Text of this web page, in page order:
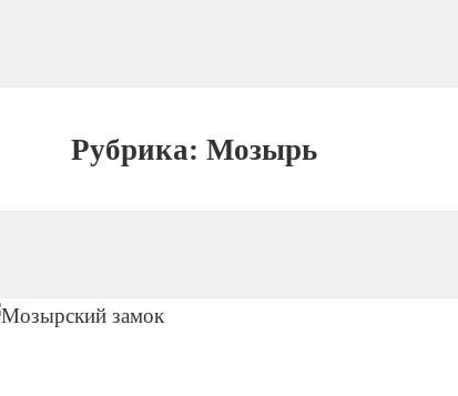
Рубрика:Мозырь